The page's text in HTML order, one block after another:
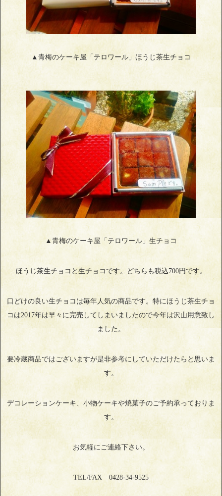
▲青梅のケーキ屋「テロワール」ほうじ茶生チョコ
▲青梅のケーキ屋「テロワール」生チョコ
ほうじ茶生チョコと生チョコです。どちらも税込700円です。
口どけの良い生チョコは毎年人気の商品です。特にほうじ茶生チョ
コは2017年は早々に完売してしまいましたので今年は沢山用意致し
ました。
要冷蔵商品ではございますが是非参考にしていただけたらと思いま
す。
デコレーションケーキ、小物ケーキや焼菓子のご予約承っておりま
す。
お気軽にご連絡下さい。
TEL/FAX 0428-34-9525